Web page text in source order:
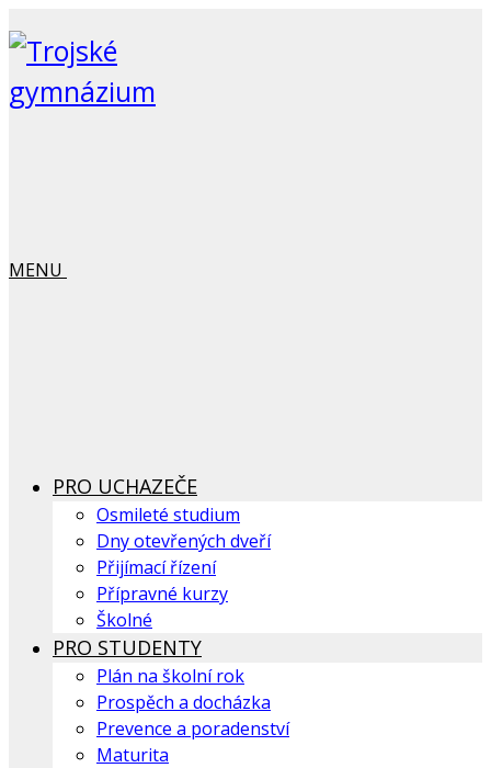
MENU
PRO UCHAZEČE
Osmileté studium
Dny otevřených dveří
Přijímací řízení
Přípravné kurzy
Školné
PRO STUDENTY
Plán na školní rok
Prospěch a docházka
Prevence a poradenství
Maturita